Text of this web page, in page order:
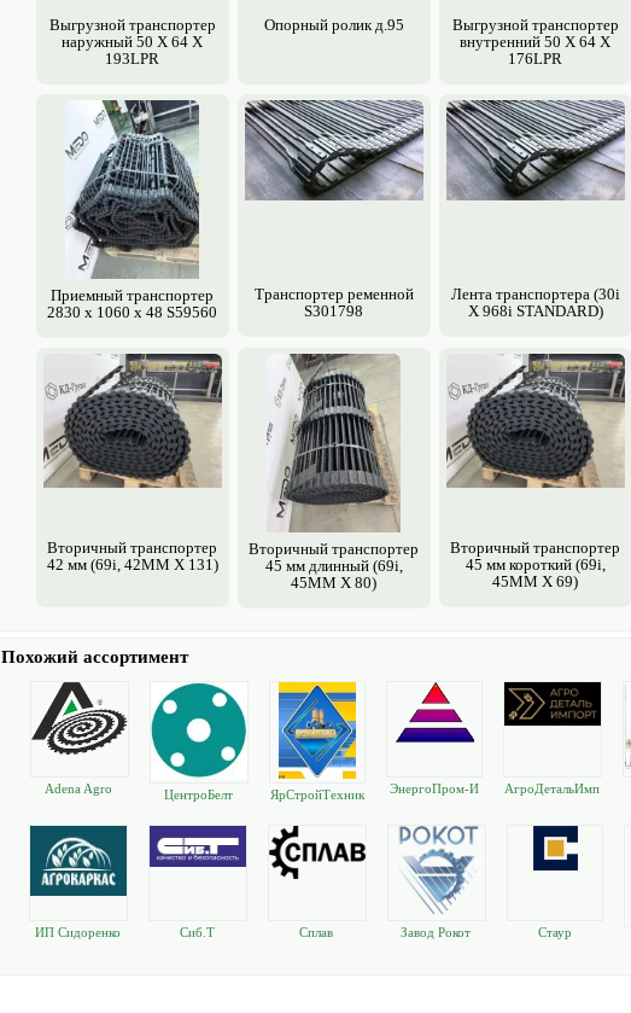
Выгрузной транспортер
наружный 50 X 64 X
193LPR
Опорный ролик д.95
Выгрузной транспортер
внутренний 50 X 64 X
176LPR
Приемный транспортер
2830 х 1060 х 48 S59560
Транспортер ременной
S301798
Лента транспортера (30i
X 968i STANDARD)
Вторичный транспортер
42 мм (69i, 42MM X 131)
Вторичный транспортер
45 мм длинный (69i,
45MM X 80)
Вторичный транспортер
45 мм короткий (69i,
45MM X 69)
Похожий ассортимент
Adena Agro ЦентроБелт
ЯрСтройТехник
ЭнергоПром-И
АгроДетальИмп
ИП Сидоренко
Сиб.Т Сплав Завод Рокот Стаур